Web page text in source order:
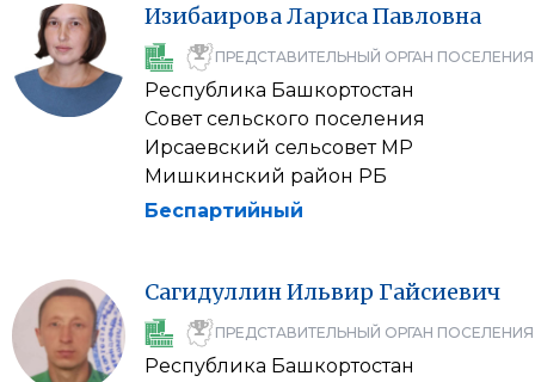
ИзибаироваЛарисаПавловна
ПРЕДСТАВИТЕЛЬНЫЙ ОРГАН ПОСЕЛЕНИЯ
Республика Башкортостан
Совет сельского поселения
Ирсаевский сельсовет МР
Мишкинский район РБ
Беспартийный
СагидуллинИльвир Гайсиевич
ПРЕДСТАВИТЕЛЬНЫЙ ОРГАН ПОСЕЛЕНИЯ
Республика Башкортостан